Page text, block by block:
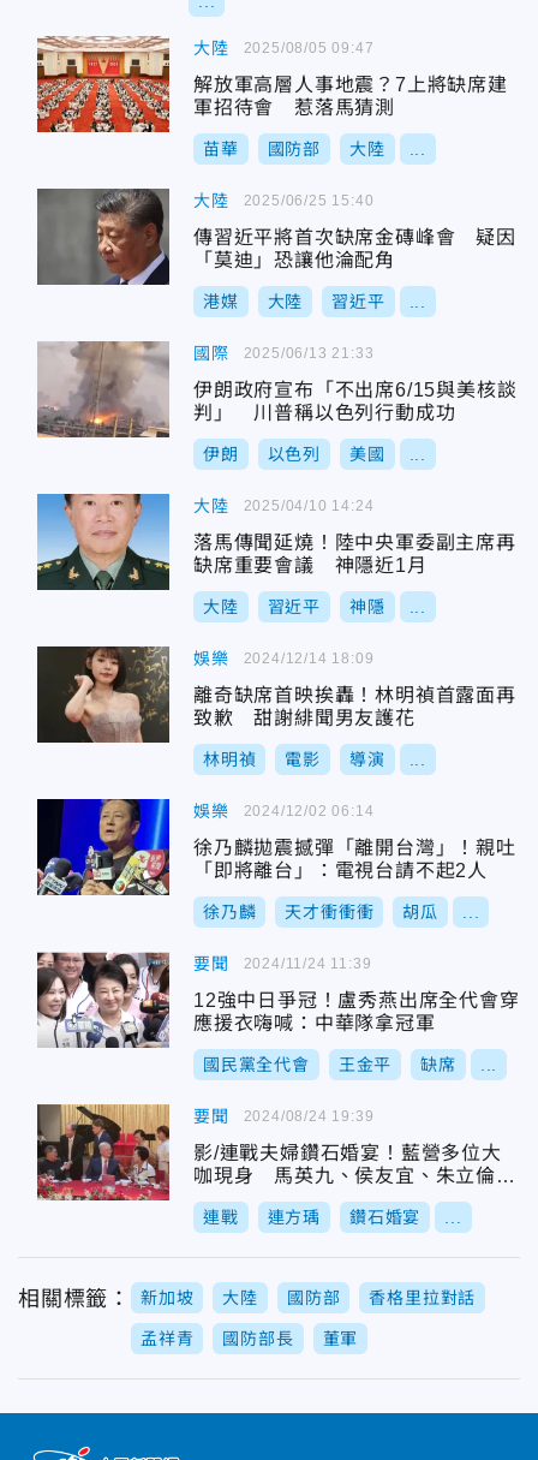
大陸
解放軍高層人事地震？7上將缺席建
軍招待會 惹落馬猜測
苗華 國防部 大陸
2025/08/05 09:47
大陸
傳習近平將首次缺席金磚峰會 疑因
「莫迪」恐讓他淪配角
港媒 大陸 習近平
2025/06/25 15:40
國際
伊朗政府宣布「不出席6/15與美核談
判」 川普稱以色列行動成功
伊朗 以色列 美國
2025/06/13 21:33
大陸
落馬傳聞延燒！陸中央軍委副主席再
缺席重要會議 神隱近1月
大陸 習近平 神隱
2025/04/10 14:24
娛樂
離奇缺席首映挨轟！林明禎首露面再
致歉 甜謝緋聞男友護花
林明禎 電影 導演
2024/12/14 18:09
娛樂
徐乃麟拋震撼彈「離開台灣」！親吐
「即將離台」：電視台請不起2人
徐乃麟 天才衝衝衝 胡瓜
2024/12/02 06:14
要聞
12強中日爭冠！盧秀燕出席全代會穿
應援衣嗨喊：中華隊拿冠軍
國民黨全代會 王金平 缺席
2024/11/24 11:39
要聞
影/連戰夫婦鑽石婚宴！藍營多位大
咖現身 馬英九、侯友宜、朱立倫未
出席原因曝
連戰 連方瑀 鑽石婚宴
2024/08/24 19:39
相關標籤： 新加坡 大陸 國防部 香格里拉對話
孟祥青 國防部長 董軍